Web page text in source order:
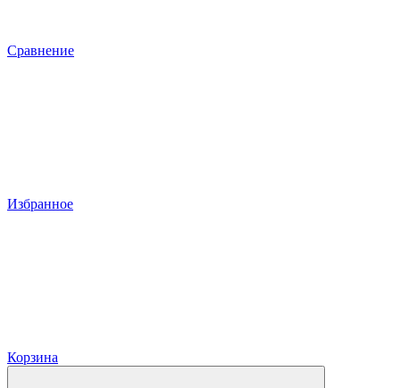
Сравнение
Избранное
Корзина